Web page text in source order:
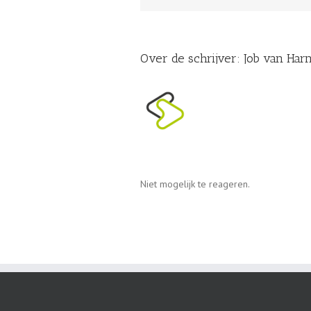
Over de schrijver: Job van
Niet mogelijk te reageren.